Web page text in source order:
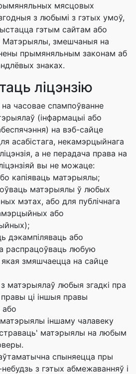
мясцовых
з любымі з гэтых умоў,
гэтым сайтам або
Матэрыялы, змешчаныя на
прымяняльным законам аб
знаках.
ліцэнзію
часовае спампоўванне
(інфармацыі або
на вэб-сайце
асабістага, некамэрцыйнага
а не перадача права на
вы не можаце:
капіяваць матэрыялы;
матэрыялы ў любых
мэтах, або для публічнага
або
дэкампіляваць або
распрацоўваць любую
якая змяшчаецца на сайце
матэрыялаў любыя згадкі пра
правы ці іншыя правы
або
іншаму чалавеку
матэрыялы на любым
аўтаматычна спыняецца пры
небудзь з гэтых абмежаванняў і